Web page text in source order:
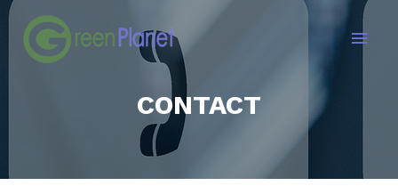
Main
CONTACT